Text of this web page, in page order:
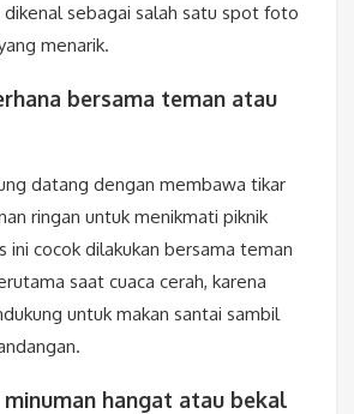
dikenal sebagai salah satu spot foto
menarik.
bersama teman atau
datang dengan membawa tikar
ringan untuk menikmati piknik
ini cocok dilakukan bersama teman
saat cuaca cerah, karena
untuk makan santai sambil
hangat atau bekal